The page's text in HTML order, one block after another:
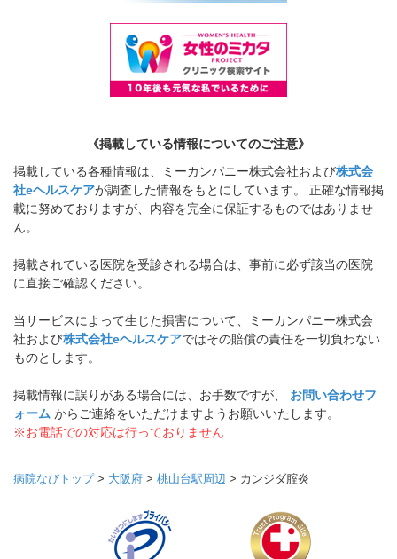
《掲載している情報についてのご注意》
掲載している各種情報は、ミーカンパニー株式会社および株式会
社eヘルスケアが調査した情報をもとにしています。 正確な情報掲
載に努めておりますが、内容を完全に保証するものではありませ
ん。
掲載されている医院を受診される場合は、事前に必ず該当の医院
に直接ご確認ください。
当サービスによって生じた損害について、ミーカンパニー株式会
社および株式会社eヘルスケアではその賠償の責任を一切負わない
ものとします。
掲載情報に誤りがある場合には、お手数ですが、 お問い合わせフ
ォーム からご連絡をいただけますようお願いいたします。
※お電話での対応は行っておりません
病院なびトップ> 大阪府 > 桃山台駅周辺 > カンジダ腟炎